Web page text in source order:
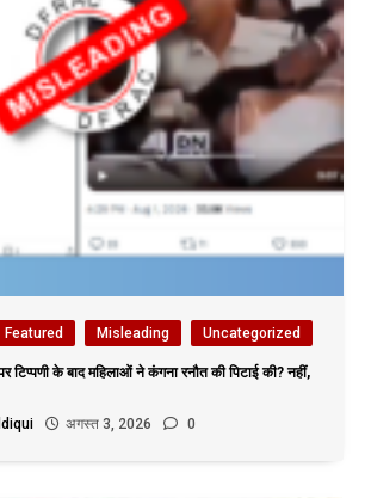
Featured Misleading Uncategorized
के बाद महिलाओं ने कंगना रनौत की पिटाई की? नहीं,
अगस्त 3, 2026 0